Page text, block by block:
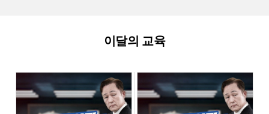
이달의 교육